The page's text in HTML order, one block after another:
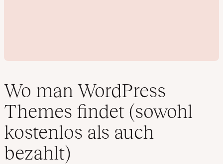
i
d
Wo man WordPress
Themes findet (sowohl
kostenlos als auch
bezahlt)